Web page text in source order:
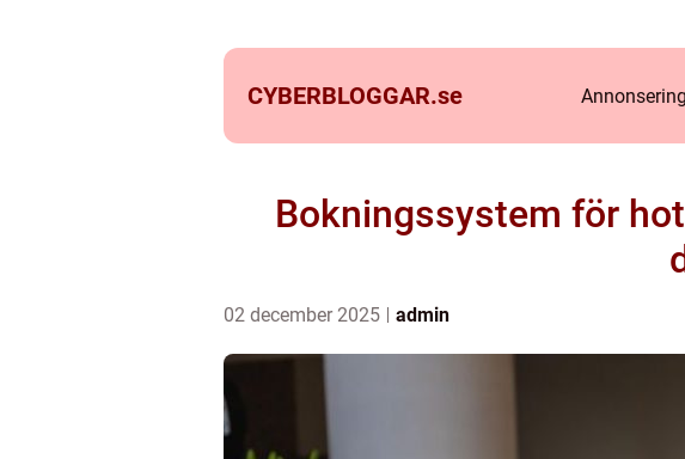
CYBERBLOGGAR.se Annonsering
Bokningssystem för
02 december 2025 admin